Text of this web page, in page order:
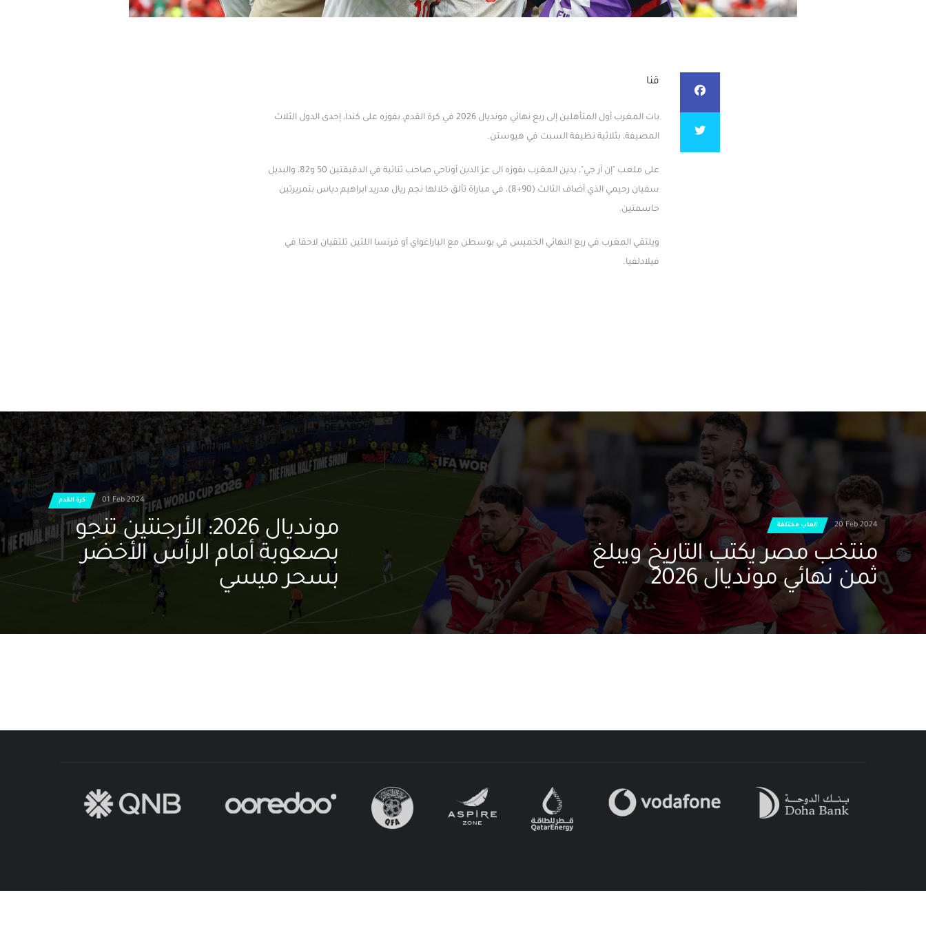
قنا
بات المغرب أول المتأهلين إلى ربع نهائي مونديال 2026 في كرة القدم، بفوزه على كندا، إحدى الدول الثلاث
المصيفة، بثلاثية نظيفة السبت في هيوستن.
على ملعب "إن آر جي"، يدين المغرب بفوزه الى عز الدين أوناحي صاحب ثنائية في الدقيقتين 50 و82، والبديل
سفيان رحيمي الذي أضاف الثالث (90+8)، في مباراة تألق خلالها نجم ريال مدريد ابراهيم دياس بتمريرتين
حاسمتين.
ويلتقي المغرب في ربع النهائي الخميس في بوسطن مع الباراغواي أو فرنسا اللتين تلتقيان لاحقا في
فيلادلفيا.
كرة القدم 01 Feb 2024
مونديال 2026: الأرجنتين تنجو
بصعوبة أمام الرأس الأخضر
بسحر ميسي
العاب مختلفة 20 Feb 2024
منتخب مصر يكتب التاريخ ويبلغ
ثمن نهائي مونديال 2026